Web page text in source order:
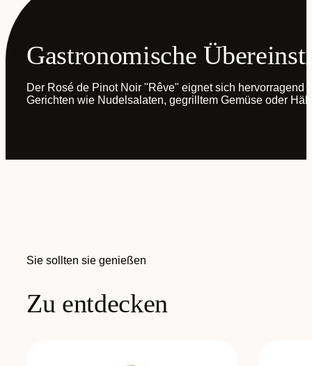
Gastronomische
Der Rosé de Pinot Noir "Rêve" eignet sich hervorragend
Gerichten wie Nudelsalaten, gegrilltem Gemüse oder
Sie sollten sie genießen
Zu entdecken